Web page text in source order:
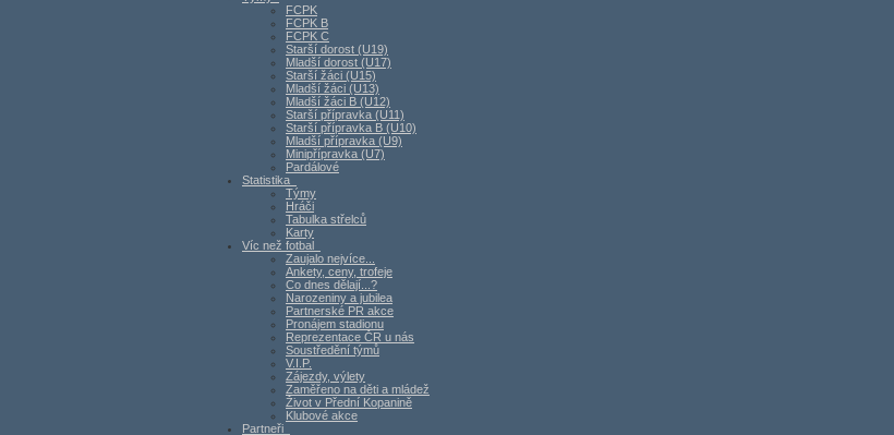
FCPK
FCPK B
FCPK C
Starší dorost (U19)
Mladší dorost (U17)
Starší žáci (U15)
Mladší žáci (U13)
Mladší žáci B (U12)
Starší přípravka (U11)
Starší přípravka B (U10)
Mladší přípravka (U9)
Minipřípravka (U7)
Pardálové
Statistika
Týmy
Hráči
Tabulka střelců
Karty
Víc než fotbal
Zaujalo nejvíce...
Ankety, ceny, trofeje
Co dnes dělají...?
Narozeniny a jubilea
Partnerské PR akce
Pronájem stadionu
Reprezentace ČR u nás
Soustředění týmů
V.I.P.
Zájezdy, výlety
Zaměřeno na děti a mládež
Život v Přední Kopanině
Klubové akce
Partneři